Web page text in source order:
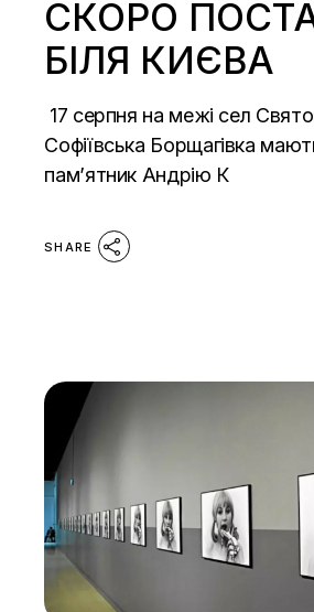
СКОРО
БІЛЯ КИЄВА
17 серпня на межі сел
Софіївська Борщагівка
пам’ятник Андрію К
SHARE